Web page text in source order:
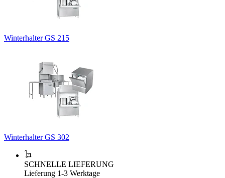
Winterhalter GS 215
Winterhalter GS 302
SCHNELLE LIEFERUNG
Lieferung 1-3 Werktage